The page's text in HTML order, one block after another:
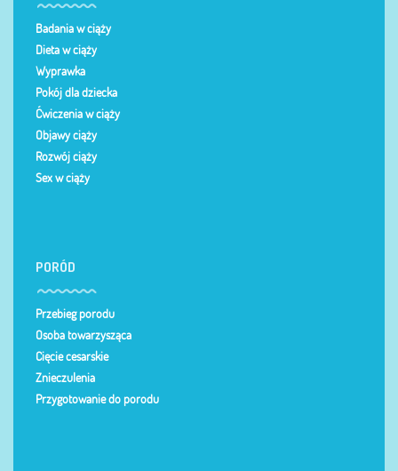
Badania w ciąży
Dieta w ciąży
Wyprawka
Pokój dla dziecka
Ćwiczenia w ciąży
Objawy ciąży
Rozwój ciąży
Sex w ciąży
PORÓD
Przebieg porodu
Osoba towarzysząca
Cięcie cesarskie
Znieczulenia
Przygotowanie do porodu